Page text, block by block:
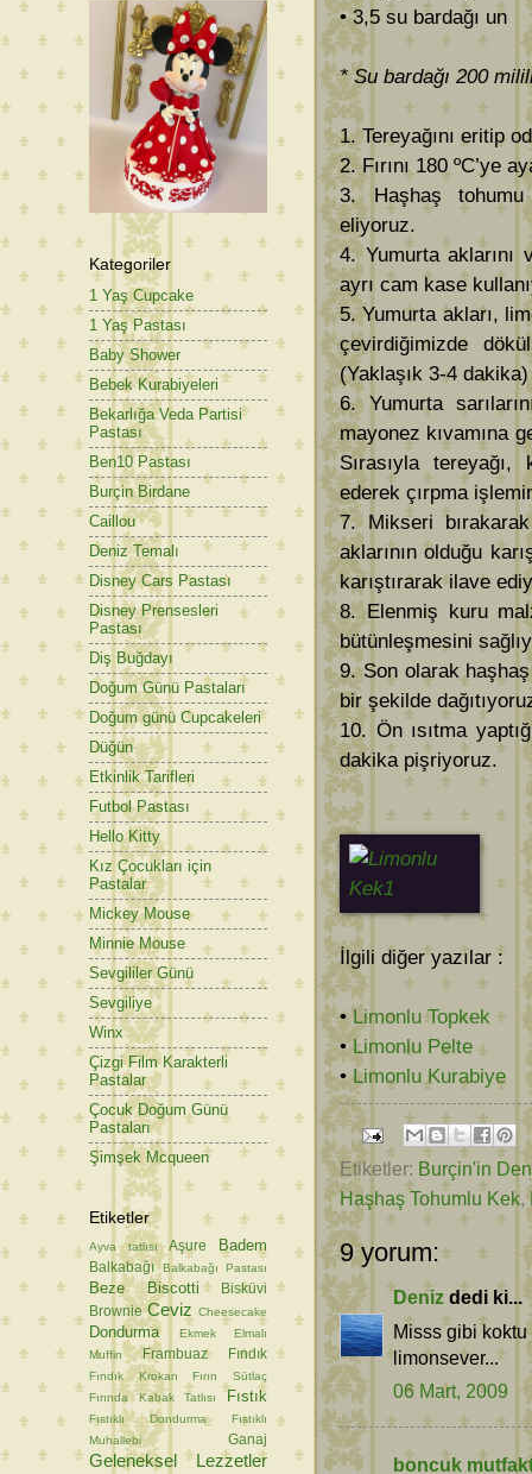
• 3,5 su bardağı un
* Su bardağı 200
1. Tereyağını eritip
2. Fırını 180 ºC’ye
3. Haşhaş tohumu
eliyoruz.
4. Yumurta aklarını
ayrı cam kase
5. Yumurta akları,
çevirdiğimizde
(Yaklaşık 3-4 dakika)
6. Yumurta
mayonez kıvamına
Sırasıyla
ederek çırpma
7. Mikseri bırakarak
aklarının olduğu
karıştırarak ilave
8. Elenmiş kuru
bütünleşmesini
9. Son olarak
bir şekilde
10. Ön ısıtma
dakika pişriyoruz.
İlgili diğer yazılar :
•Limonlu Topkek
•Limonlu Pelte
•Limonlu Kurabiye
Etiketler: Burçin'in
Haşhaş Tohumlu Kek,
9 yorum:
Deniz dedi ki...
Misss gibi
limonsever...
06 Mart, 2009
boncuk
Kategoriler
1 Yaş Cupcake
1 Yaş Pastası
Baby Shower
Bebek Kurabiyeleri
Bekarlığa Veda Partisi
Pastası
Ben10 Pastası
Burçin Birdane
Caillou
Deniz Temalı
Disney Cars Pastası
Disney Prensesleri
Pastası
Diş Buğdayı
Doğum Günü Pastaları
Doğum günü Cupcakeleri
Düğün
Etkinlik Tarifleri
Futbol Pastası
Hello Kitty
Kız Çocukları için
Pastalar
Mickey Mouse
Minnie Mouse
Sevgililer Günü
Sevgiliye
Winx
Çizgi Film Karakterli
Pastalar
Çocuk Doğum Günü
Pastaları
Şimşek Mcqueen
Etiketler
Ayva tatlısı Aşure Badem
Balkabağı Balkabağı Pastası
Beze Biscotti
Bisküvi
Brownie Ceviz Cheesecake
Dondurma Ekmek
Elmalı
Muffin
Frambuaz Fındık
Fındık Krokan
Fırın Sütlaç
Fırında Kabak Tatlısı
Fıstık
Fıstıklı Dondurma
Fıstıklı
Muhallebi
Ganaj
Geleneksel Lezzetler